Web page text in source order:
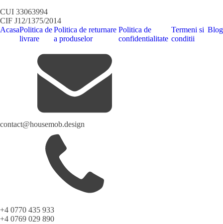
CUI 33063994
CIF J12/1375/2014
AcasaPolitica de
livrare
Politica de returnare
a produselor
Politica de
confidentialitate
Termeni si
conditii
Blog
contact@housemob.design
+4 0770 435 933
+4 0769 029 890